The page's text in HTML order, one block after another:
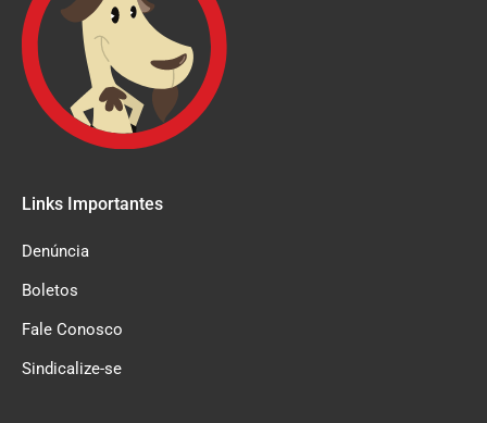
Links Importantes
Denúncia
Boletos
Fale Conosco
Sindicalize-se